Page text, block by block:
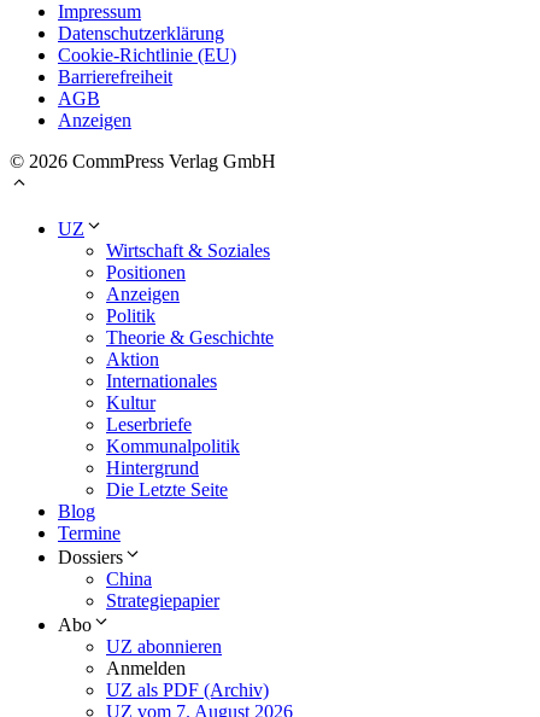
Impressum
Datenschutzerklärung
Cookie-Richtlinie (EU)
Barrierefreiheit
AGB
Anzeigen
© 2026 CommPress Verlag GmbH
UZ
Wirtschaft & Soziales
Positionen
Anzeigen
Politik
Theorie & Geschichte
Aktion
Internationales
Kultur
Leserbriefe
Kommunalpolitik
Hintergrund
Die Letzte Seite
Blog
Termine
Dossiers
China
Strategiepapier
Abo
UZ abonnieren
Anmelden
UZ als PDF (Archiv)
UZ vom 7. August 2026